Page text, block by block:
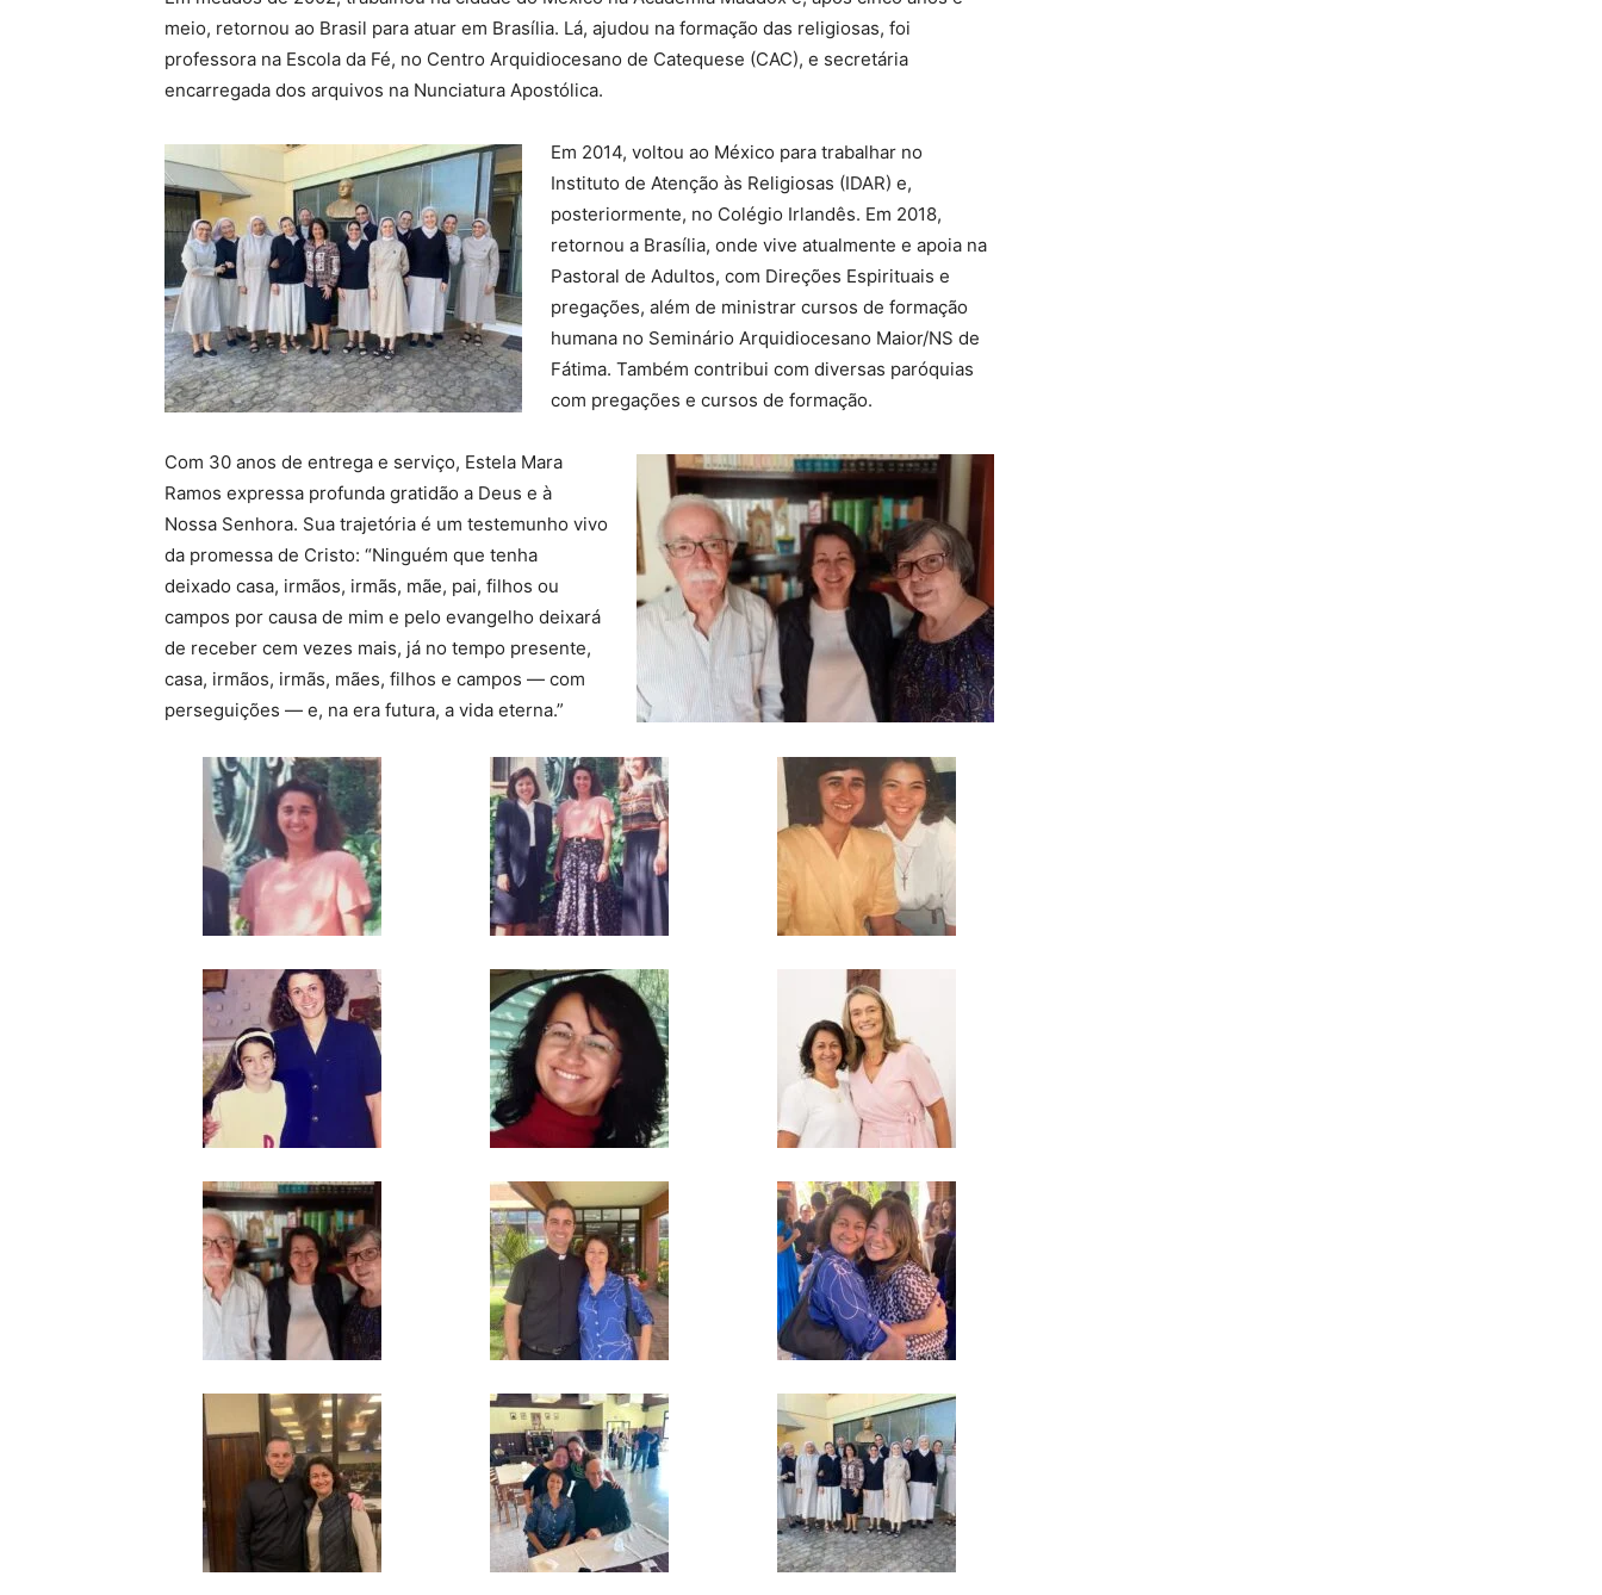
meio, retornou ao Brasil para atuar em Brasília. Lá, ajudou na formação das religiosas, foi
professora na Escola da Fé, no Centro Arquidiocesano de Catequese (CAC), e secretária
encarregada dos arquivos na Nunciatura Apostólica.
Em 2014, voltou ao México para trabalhar no
Instituto de Atenção às Religiosas (IDAR) e,
posteriormente, no Colégio Irlandês. Em 2018,
retornou a Brasília, onde vive atualmente e apoia na
Pastoral de Adultos, com Direções Espirituais e
pregações, além de ministrar cursos de formação
humana no Seminário Arquidiocesano Maior/NS de
Fátima. Também contribui com diversas paróquias
com pregações e cursos de formação.
Com 30 anos de entrega e serviço, Estela Mara
Ramos expressa profunda gratidão a Deus e à
Nossa Senhora. Sua trajetória é um testemunho vivo
da promessa de Cristo: “Ninguém que tenha
deixado casa, irmãos, irmãs, mãe, pai, filhos ou
campos por causa de mim e pelo evangelho deixará
de receber cem vezes mais, já no tempo presente,
casa, irmãos, irmãs, mães, filhos e campos — com
perseguições — e, na era futura, a vida eterna.”